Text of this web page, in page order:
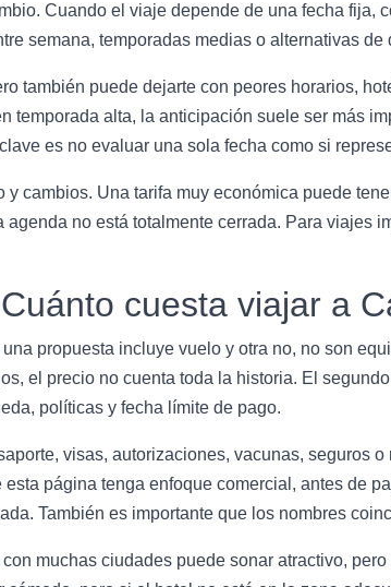
Cuando el viaje depende de una fecha fija,
semana, temporadas medias o alternativas de
también puede dejarte con peores horarios,
temporada alta, la anticipación suele ser más
es no evaluar una sola fecha como si
cambios. Una tarifa muy económica puede
no está totalmente cerrada. Para viajes
cuesta viajar a
propuesta incluye vuelo y otra no, no son
el precio no cuenta toda la historia. El
políticas y fecha límite de pago.
visas, autorizaciones, vacunas, seguros
página tenga enfoque comercial, antes de
También es importante que los nombres
muchas ciudades puede sonar atractivo,